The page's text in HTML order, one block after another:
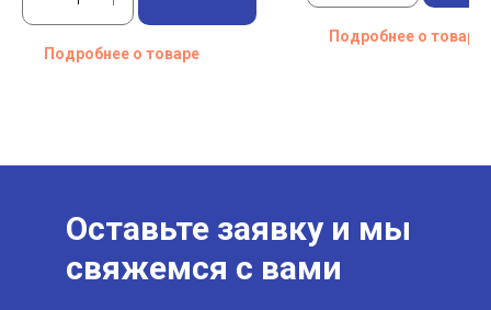
Подробнее о товаре
Подробнее о товаре
Оставьте заявку и мы
свяжемся с вами